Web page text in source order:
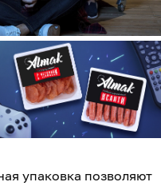
упаковка позволяют